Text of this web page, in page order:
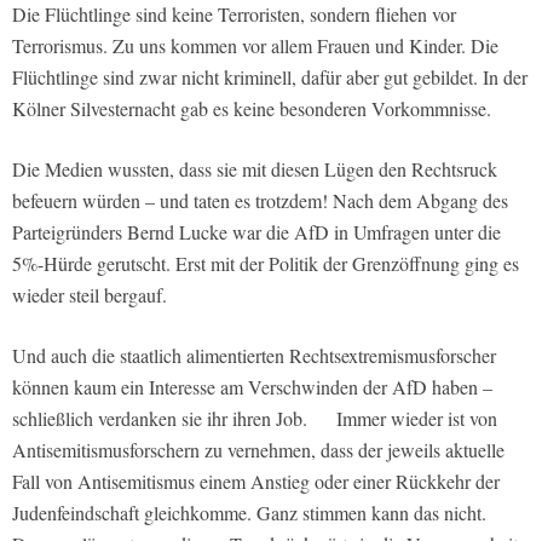
Die Flüchtlinge sind keine Terroristen, sondern fliehen vor
Terrorismus. Zu uns kommen vor allem Frauen und Kinder. Die
Flüchtlinge sind zwar nicht kriminell, dafür aber gut gebildet. In der
Kölner Silvesternacht gab es keine besonderen Vorkommnisse.
Die Medien wussten, dass sie mit diesen Lügen den Rechtsruck
befeuern würden – und taten es trotzdem! Nach dem Abgang des
Parteigründers Bernd Lucke war die AfD in Umfragen unter die
5%-Hürde gerutscht. Erst mit der Politik der Grenzöffnung ging es
wieder steil bergauf.
Und auch die staatlich alimentierten Rechtsextremismusforscher
können kaum ein Interesse am Verschwinden der AfD haben –
schließlich verdanken sie ihr ihren Job. Immer wieder ist von
Antisemitismusforschern zu vernehmen, dass der jeweils aktuelle
Fall von Antisemitismus einem Anstieg oder einer Rückkehr der
Judenfeindschaft gleichkomme. Ganz stimmen kann das nicht.